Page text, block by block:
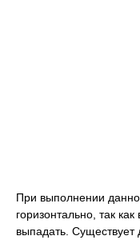
При выполнении
горизонтально, так
выпадать.